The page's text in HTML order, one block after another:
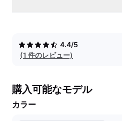
4.4/5
(1 件のレビュー)
購入可能なモデル
カラー